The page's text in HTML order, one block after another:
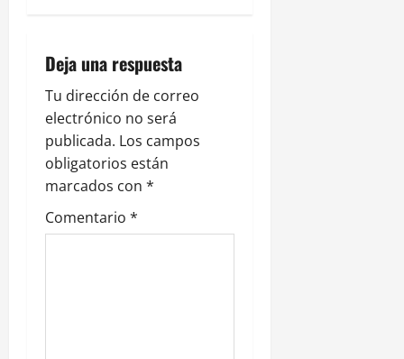
ó
n
d
e
e
Deja una respuesta
Tu dirección de correo
electrónico no será
publicada. Los campos
obligatorios están
marcados con *
Comentario *